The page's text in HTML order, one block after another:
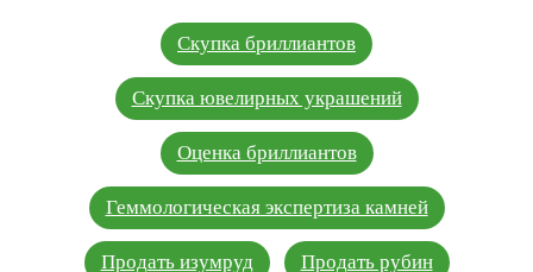
Скупка бриллиантов
Скупка ювелирных украшений
Оценка бриллиантов
Геммологическая экспертиза камней
Продать изумруд Продать рубин